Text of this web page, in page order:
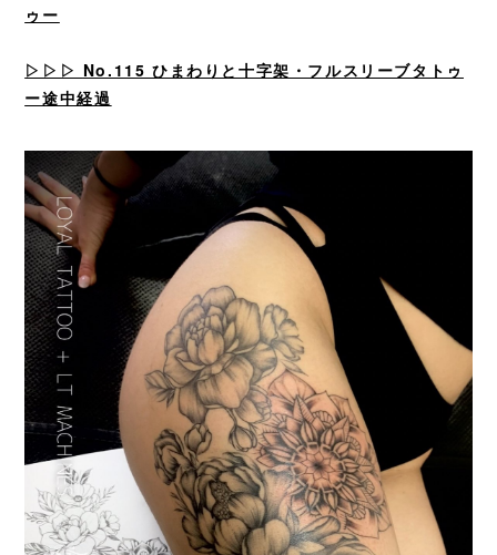
ゥー
▷▷▷ No.115 ひまわりと十字架・フルスリーブタトゥ
ー途中経過